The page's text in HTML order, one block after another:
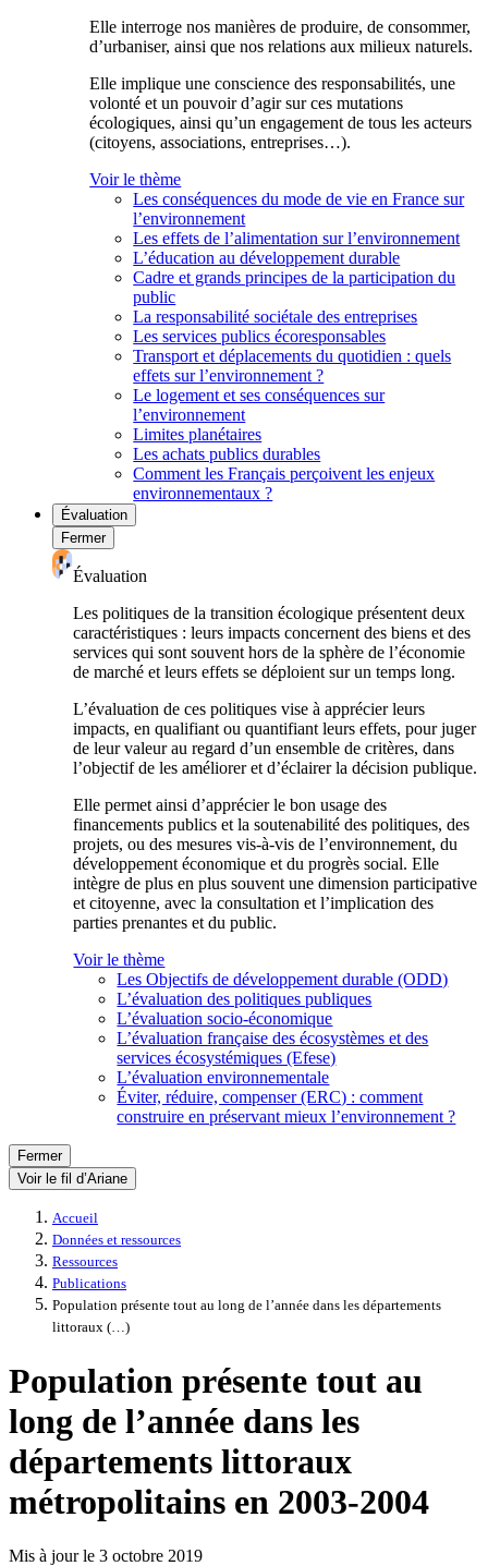
Elle interroge nos manières de produire, de consommer,
d’urbaniser, ainsi que nos relations aux milieux naturels.
Elle implique une conscience des responsabilités, une
volonté et un pouvoir d’agir sur ces mutations
écologiques, ainsi qu’un engagement de tous les acteurs
(citoyens, associations, entreprises…).
Voir le thème
Les conséquences du mode de vie en France sur
l’environnement
Les effets de l’alimentation sur l’environnement
L’éducation au développement durable
Cadre et grands principes de la participation du
public
La responsabilité sociétale des entreprises
Les services publics écoresponsables
Transport et déplacements du quotidien : quels
effets sur l’environnement ?
Le logement et ses conséquences sur
l’environnement
Limites planétaires
Les achats publics durables
Comment les Français perçoivent les enjeux
environnementaux ?
Évaluation
Fermer
Évaluation
Les politiques de la transition écologique présentent deux
caractéristiques : leurs impacts concernent des biens et des
services qui sont souvent hors de la sphère de l’économie
de marché et leurs effets se déploient sur un temps long.
L’évaluation de ces politiques vise à apprécier leurs
impacts, en qualifiant ou quantifiant leurs effets, pour juger
de leur valeur au regard d’un ensemble de critères, dans
l’objectif de les améliorer et d’éclairer la décision publique.
Elle permet ainsi d’apprécier le bon usage des
financements publics et la soutenabilité des politiques, des
projets, ou des mesures vis-à-vis de l’environnement, du
développement économique et du progrès social. Elle
intègre de plus en plus souvent une dimension participative
et citoyenne, avec la consultation et l’implication des
parties prenantes et du public.
Voir le thème
Les Objectifs de développement durable (ODD)
L’évaluation des politiques publiques
L’évaluation socio-économique
L’évaluation française des écosystèmes et des
services écosystémiques (Efese)
L’évaluation environnementale
Éviter, réduire, compenser (ERC) : comment
construire en préservant mieux l’environnement ?
Fermer
Voir le fil d’Ariane
Accueil
Données et ressources
Ressources
Publications
Population présente tout au long de l’année dans les départements
littoraux (…)
Population présente tout au
long de l’année dans les
départements littoraux
métropolitains en 2003-2004
Mis à jour le 3 octobre 2019